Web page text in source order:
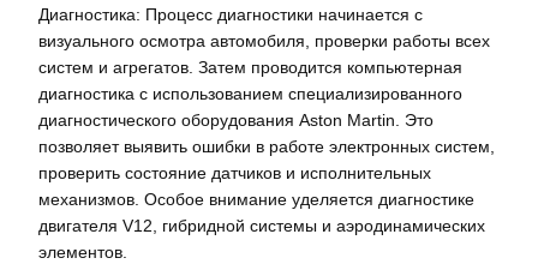
Диагностика: Процесс диагностики начинается с
визуального осмотра автомобиля, проверки работы всех
систем и агрегатов. Затем проводится компьютерная
диагностика с использованием специализированного
диагностического оборудования Aston Martin. Это
позволяет выявить ошибки в работе электронных систем,
проверить состояние датчиков и исполнительных
механизмов. Особое внимание уделяется диагностике
двигателя V12, гибридной системы и аэродинамических
элементов.